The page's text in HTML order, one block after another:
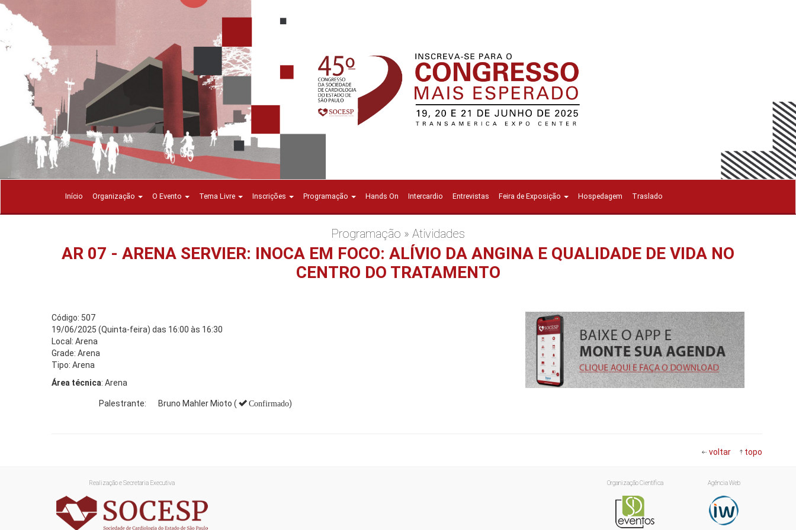
Início Organização O Evento Tema Livre Inscrições Programação Hands On Intercardio Entrevistas Feira de Exposição Hospedagem Traslado
Programação » Atividades
AR 07 - ARENA SERVIER: INOCA EM FOCO: ALÍVIO DA ANGINA E QUALIDADE DE VIDA NO
CENTRO DO TRATAMENTO
Código: 507
19/06/2025 (Quinta-feira) das 16:00 às 16:30
Local: Arena
Grade: Arena
Tipo: Arena
Área técnica: Arena
Palestrante: Bruno Mahler Mioto ( Confirmado)
voltar topo
Realização e Secretaria Executiva Organização Científica Agência Web